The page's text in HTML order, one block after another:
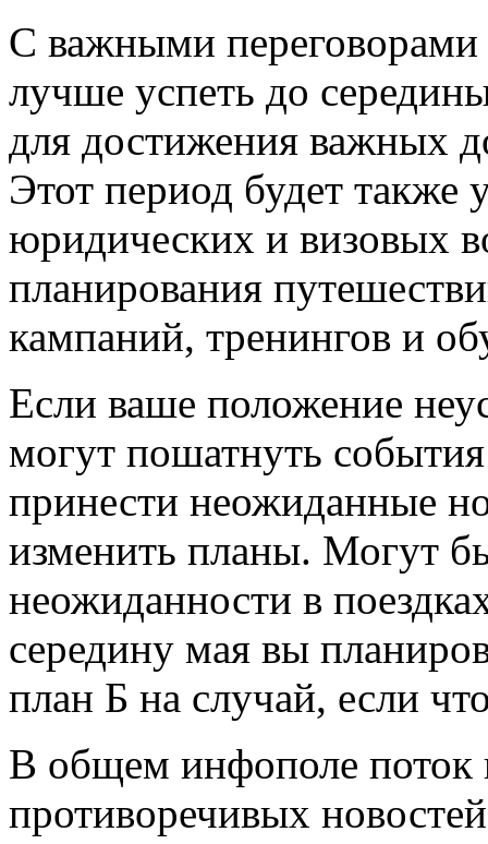
С важными
лучше успеть до
для достижения важных
Этот период будет также
юридических и визовых
планирования
кампаний, тренингов и
Если ваше положение
могут пошатнуть
принести неожиданные
изменить планы. Могут
неожиданности в
середину мая вы
план Б на случай, если
В общем инфополе
противоречивых